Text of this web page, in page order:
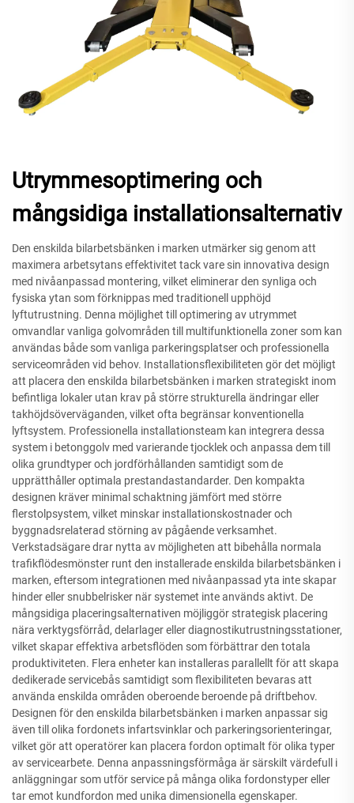
Utrymmesoptimering och
mångsidiga installationsalternativ
Den enskilda bilarbetsbänken i marken utmärker sig genom att
maximera arbetsytans effektivitet tack vare sin innovativa design
med nivåanpassad montering, vilket eliminerar den synliga och
fysiska ytan som förknippas med traditionell upphöjd
lyftutrustning. Denna möjlighet till optimering av utrymmet
omvandlar vanliga golvområden till multifunktionella zoner som kan
användas både som vanliga parkeringsplatser och professionella
serviceområden vid behov. Installationsflexibiliteten gör det möjligt
att placera den enskilda bilarbetsbänken i marken strategiskt inom
befintliga lokaler utan krav på större strukturella ändringar eller
takhöjdsöverväganden, vilket ofta begränsar konventionella
lyftsystem. Professionella installationsteam kan integrera dessa
system i betonggolv med varierande tjocklek och anpassa dem till
olika grundtyper och jordförhållanden samtidigt som de
upprätthåller optimala prestandastandarder. Den kompakta
designen kräver minimal schaktning jämfört med större
flerstolpsystem, vilket minskar installationskostnader och
byggnadsrelaterad störning av pågående verksamhet.
Verkstadsägare drar nytta av möjligheten att bibehålla normala
trafikflödesmönster runt den installerade enskilda bilarbetsbänken i
marken, eftersom integrationen med nivåanpassad yta inte skapar
hinder eller snubbelrisker när systemet inte används aktivt. De
mångsidiga placeringsalternativen möjliggör strategisk placering
nära verktygsförråd, delarlager eller diagnostikutrustningsstationer,
vilket skapar effektiva arbetsflöden som förbättrar den totala
produktiviteten. Flera enheter kan installeras parallellt för att skapa
dedikerade servicebås samtidigt som flexibiliteten bevaras att
använda enskilda områden oberoende beroende på driftbehov.
Designen för den enskilda bilarbetsbänken i marken anpassar sig
även till olika fordonets infartsvinklar och parkeringsorienteringar,
vilket gör att operatörer kan placera fordon optimalt för olika typer
av servicearbete. Denna anpassningsförmåga är särskilt värdefull i
anläggningar som utför service på många olika fordonstyper eller
tar emot kundfordon med unika dimensionella egenskaper.